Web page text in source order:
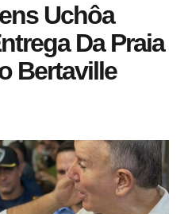
Uchôa
Da Praia
Bertaville